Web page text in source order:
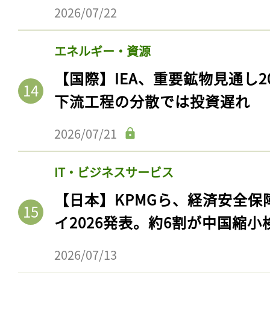
2026/07/22
エネルギー・資源
【国際】IEA、重要鉱物見通
下流工程の分散では投資遅れ
2026/07/21
IT・ビジネスサービス
【日本】KPMGら、経済安全
イ2026発表。約6割が中国縮小
2026/07/13